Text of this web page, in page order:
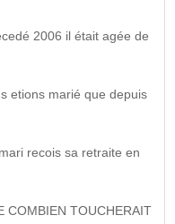
2006 il était agée de
etions marié que depuis
recois sa retraite en
COMBIEN TOUCHERAIT